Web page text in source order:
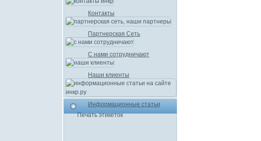
Контакты
Партнерская Сеть
С нами сотрудничают
Наши клиенты
Информационные статьи
Печать этикеток